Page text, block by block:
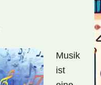
Musik
ist